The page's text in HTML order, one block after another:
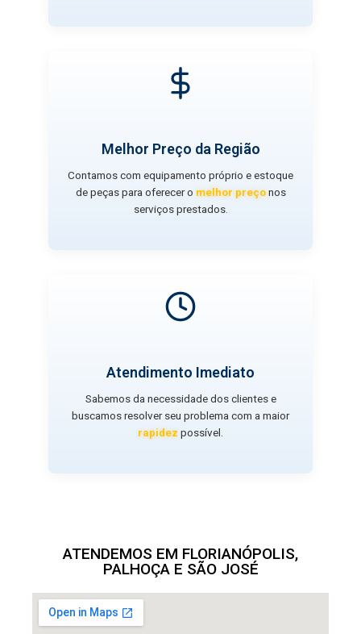
Melhor Preço da Região
Contamos com equipamento próprio e estoque
de peças para oferecer o melhor preçonos
serviços prestados.
Atendimento Imediato
Sabemos da necessidade dos clientes e
buscamos resolver seu problema com a maior
rapidez possível.
ATENDEMOS EM FLORIANÓPOLIS,
PALHOÇA E SÃO JOSÉ